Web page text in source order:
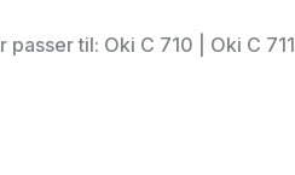
til: Oki C 710 | Oki C 711